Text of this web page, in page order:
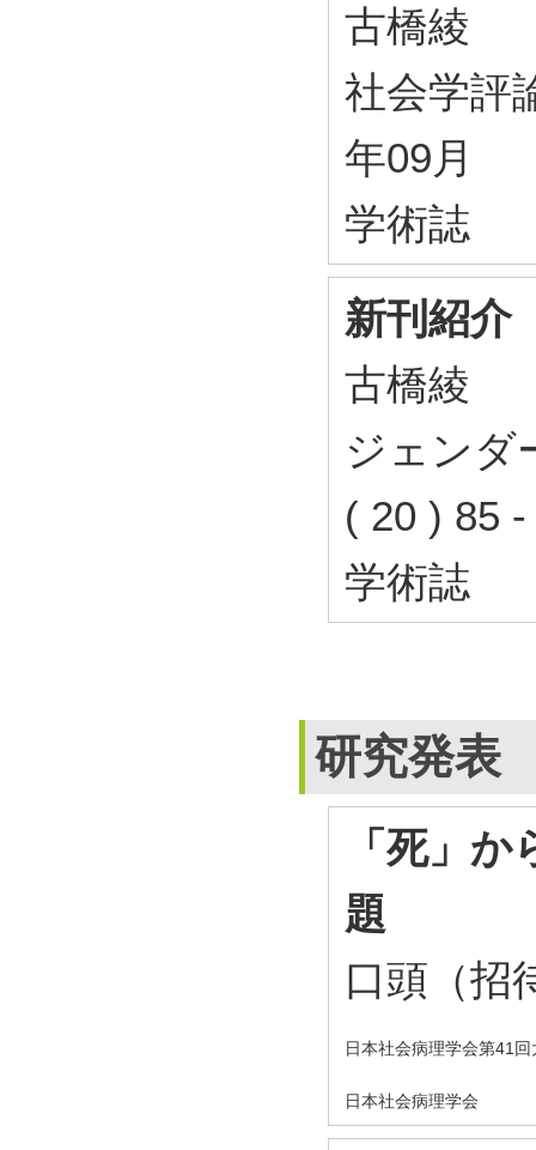
古橋綾
社会学
年09月
学術誌
新刊紹介
古橋綾
ジェンダ
( 20 ) 85
学術誌
研究発表
「死」
題
口頭（招
日本社会病理学会第41
日本社会病理学会